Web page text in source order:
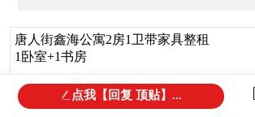
唐人街鑫海公寓2房1卫带家具整租
1卧室+1书房
公寓位于唐人街附近， 步行到唐人街只
便交通便利
点我【回复 顶贴】...